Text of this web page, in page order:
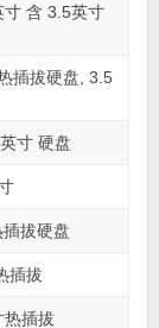
含 3.5英寸
插拔硬盘, 3.5
寸 硬盘
拔硬盘
插拔
插拔